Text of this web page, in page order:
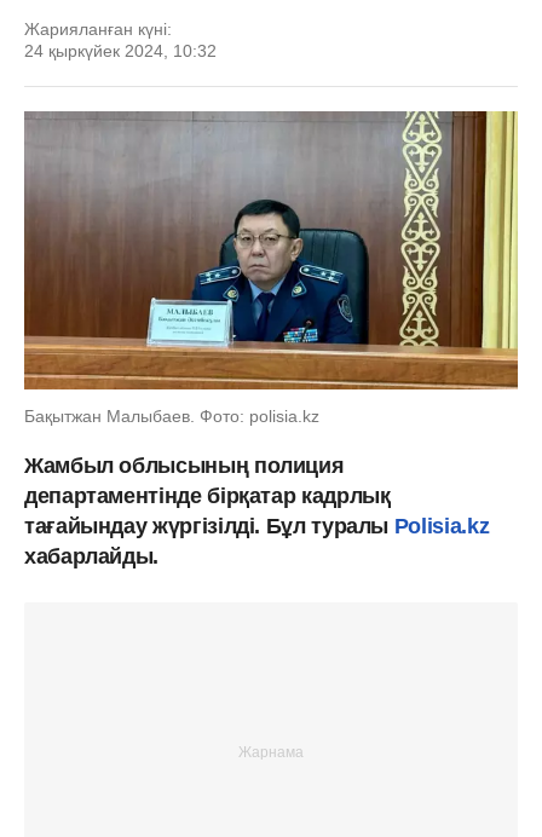
Жарияланған күні:
24 қыркүйек 2024, 10:32
Бақытжан Малыбаев. Фото: polisia.kz
Жамбыл облысының полиция
департаментінде бірқатар кадрлық
тағайындау жүргізілді. Бұл туралы Polisia.kz
хабарлайды.